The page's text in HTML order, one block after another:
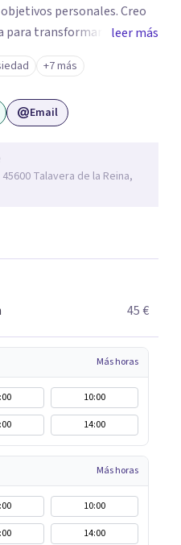
personales. Creo
para transformar y mejorar
honrada de poder
sesión. Mi enfoque se
para mí es
encuentre en la terapia no
y la fortaleza
con cada paciente desde
y espero poder
el bienestar y el
leer más
+7 más
Email
Talavera de la Reina,
45 €
Más horas
10:00
14:00
Más horas
10:00
14:00